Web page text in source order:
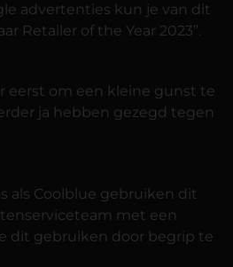
advertenties kun je van dit
Retailer of the Year 2023”.
eerst om een kleine gunst te
ja hebben gezegd tegen
als Coolblue gebruiken dit
met een
dit gebruiken door begrip te